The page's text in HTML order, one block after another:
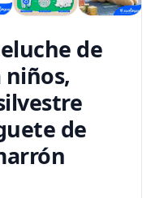
de
niños,
de